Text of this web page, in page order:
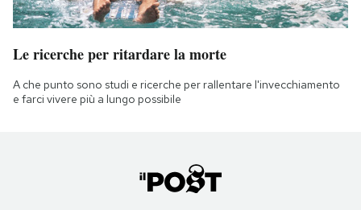
Le ricerche per ritardare la morte
A che punto sono studi e ricerche per rallentare l'invecchiamento
e farci vivere più a lungo possibile